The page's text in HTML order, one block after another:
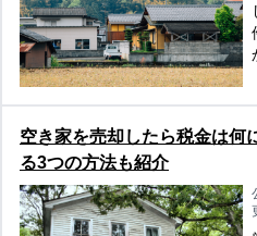
空き家を売却したら税金は何
る3つの方法も紹介